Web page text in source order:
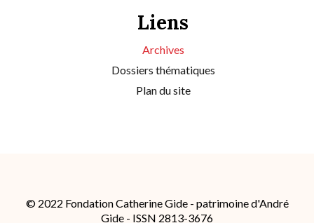
Liens
Archives
Dossiers thématiques
Plan du site
© 2022 Fondation Catherine Gide - patrimoine d'André
Gide - ISSN 2813-3676